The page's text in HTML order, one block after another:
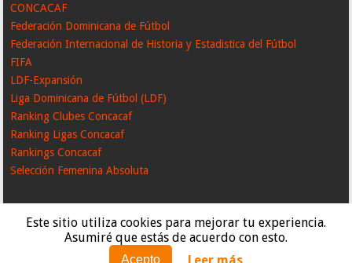
Este sitio utiliza cookies para mejorar tu experiencia.
Asumiré que estás de acuerdo con esto.
Acepto Leer más
CONCACAF
Federación Dominicana de Fútbol
Federación Internacional de Historia y Estadistica del Fútbol
FIFA
LDF-Expansión
Liga Dominicana de Fútbol (LDF)
Ranking Clubes Concacaf
Ranking Ligas Concacaf
Rankings Concacaf
Selección Femenina Absoluta